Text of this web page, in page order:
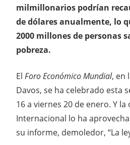
milmillonarios podrían
de dólares anualmente, lo
2000 millones de personas
pobreza.
El Foro Económico Mundial, en
Davos, se ha celebrado esta
16 a viernes 20 de enero. Y
Internacional lo ha
su informe, demoledor, “La